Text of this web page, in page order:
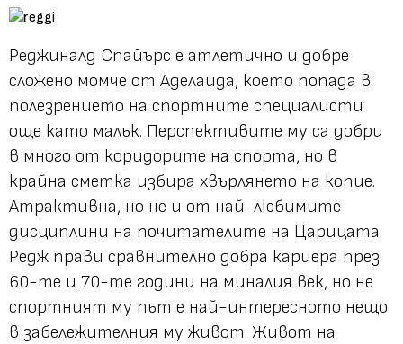
Реджиналд Спайърс е атлетично и добре
сложено момче от Аделаида, което попада в
полезрението на спортните специалисти
още като малък. Перспективите му са добри
в много от коридорите на спорта, но в
крайна сметка избира хвърлянето на копие.
Атрактивна, но не и от най-любимите
дисциплини на почитателите на Царицата.
Редж прави сравнително добра кариера през
60-те и 70-те години на миналия век, но не
спортният му път е най-интересното нещо
в забележителния му живот. Живот на